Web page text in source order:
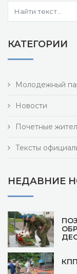
КАТЕГОРИИ
Молодежный
Новости
Почетные
Тексты
НЕДАВНИЕ